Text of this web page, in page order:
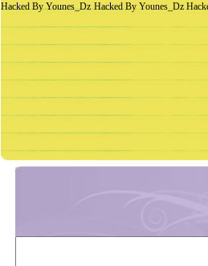
Hacked By Younes_Dz Hacked By Younes_Dz